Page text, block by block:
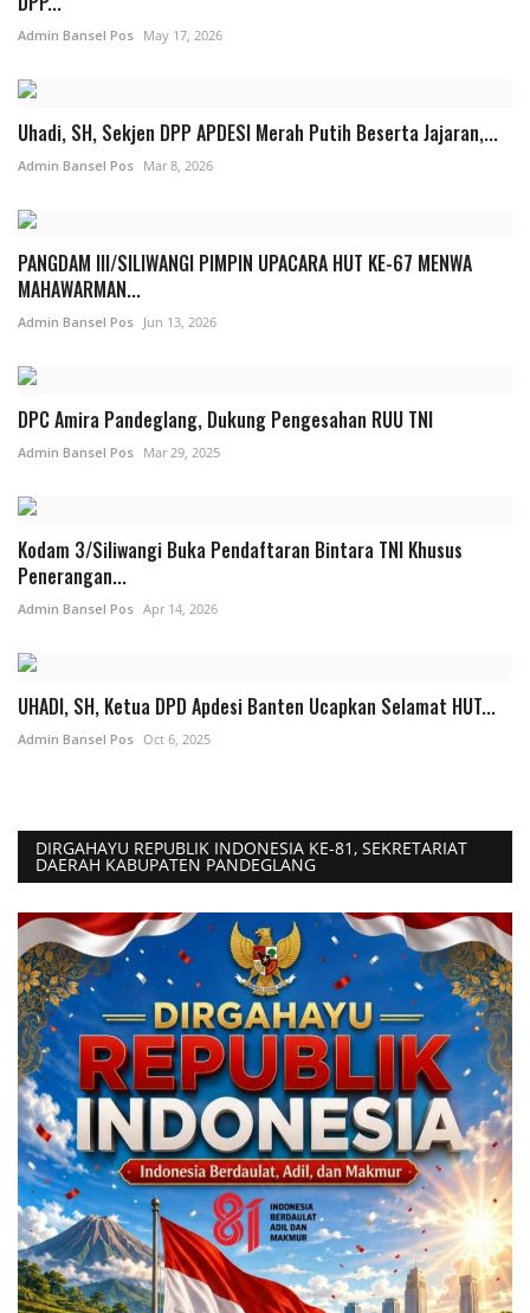
Admin Bansel Pos May 17, 2026
Uhadi, SH, Sekjen DPP APDESI Merah Putih Beserta Jajaran,...
Admin Bansel Pos Mar 8, 2026
PANGDAM III/SILIWANGI PIMPIN UPACARA HUT KE-67 MENWA
MAHAWARMAN...
Admin Bansel Pos Jun 13, 2026
DPC Amira Pandeglang, Dukung Pengesahan RUU TNI
Admin Bansel Pos Mar 29, 2025
Kodam 3/Siliwangi Buka Pendaftaran Bintara TNI Khusus
Penerangan...
Admin Bansel Pos Apr 14, 2026
UHADI, SH, Ketua DPD Apdesi Banten Ucapkan Selamat HUT...
Admin Bansel Pos Oct 6, 2025
DIRGAHAYU REPUBLIK INDONESIA KE-81, SEKRETARIAT
DAERAH KABUPATEN PANDEGLANG